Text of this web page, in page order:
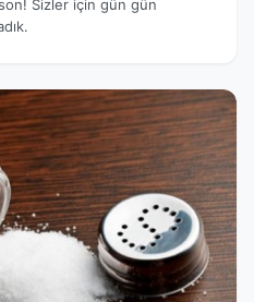
Sizler için gün gün